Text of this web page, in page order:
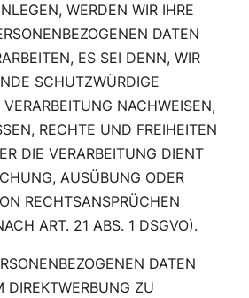
WERDEN WIR IHRE
DATEN
ES SEI DENN, WIR
SCHUTZWÜRDIGE
NACHWEISEN,
RECHTE UND FREIHEITEN
DIE VERARBEITUNG DIENT
AUSÜBUNG ODER
RECHTSANSPRÜCHEN
ART. 21 ABS. 1 DSGVO).
DATEN
DIREKTWERBUNG ZU